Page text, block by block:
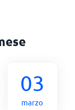
03
marzo